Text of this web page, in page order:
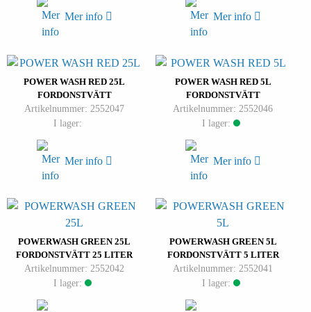
Mer info Mer info
POWER WASH RED 25L
FORDONSTVÄTT
Artikelnummer: 2552047
I lager:
Mer info
POWER WASH RED 5L
FORDONSTVÄTT
Artikelnummer: 2552046
I lager:
Mer info
POWERWASH GREEN 25L
FORDONSTVÄTT 25 LITER
Artikelnummer: 2552042
I lager:
POWERWASH GREEN 5L
FORDONSTVÄTT 5 LITER
Artikelnummer: 2552041
I lager: